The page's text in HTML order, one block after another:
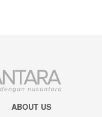
ABOUT US